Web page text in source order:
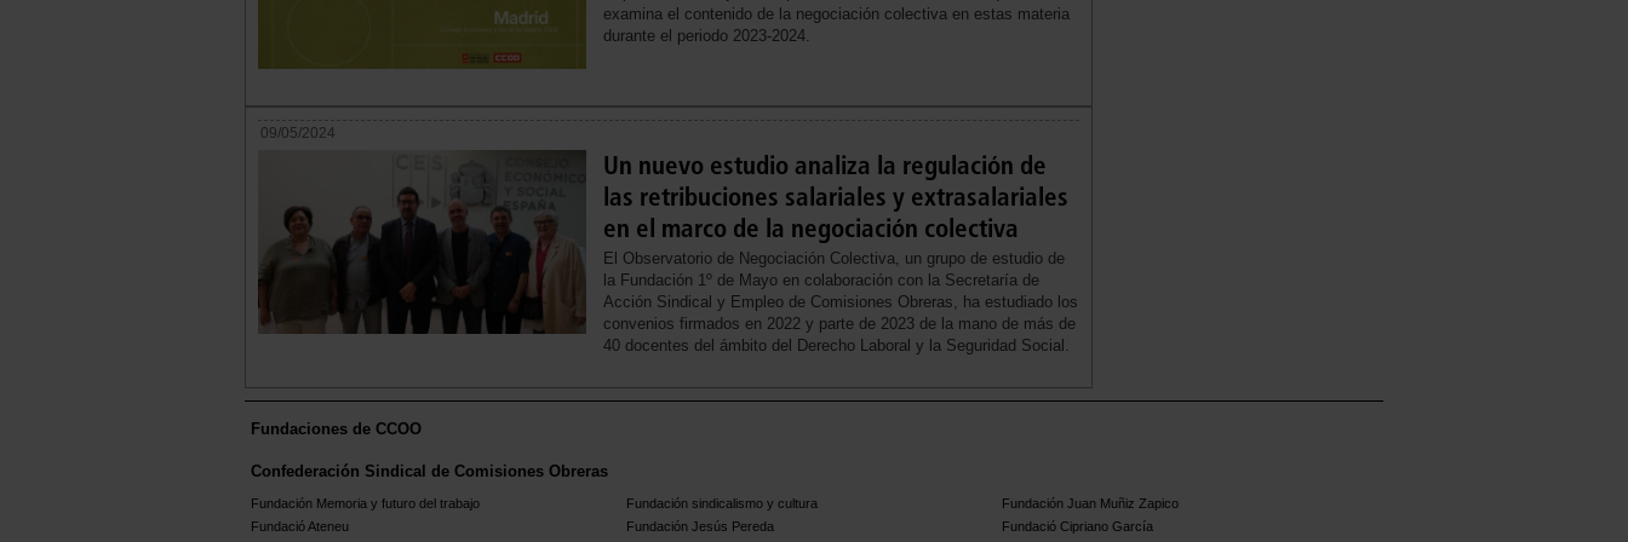
examina el contenido de la negociación colectiva en estas materia
durante el periodo 2023-2024.
09/05/2024
Un nuevo estudio analiza la regulación de
las retribuciones salariales y extrasalariales
en el marco de la negociación colectiva
El Observatorio de Negociación Colectiva, un grupo de estudio de
la Fundación 1º de Mayo en colaboración con la Secretaría de
Acción Sindical y Empleo de Comisiones Obreras, ha estudiado los
convenios firmados en 2022 y parte de 2023 de la mano de más de
40 docentes del ámbito del Derecho Laboral y la Seguridad Social.
Fundaciones de CCOO
Confederación Sindical de Comisiones Obreras
Fundación Memoria y futuro del trabajo Fundación sindicalismo y cultura
Fundación Juan Muñiz Zapico
Fundació Ateneu
Fundación Jesús Pereda
Fundació Cipriano García